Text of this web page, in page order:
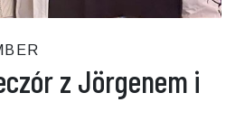
z Jörgenem i